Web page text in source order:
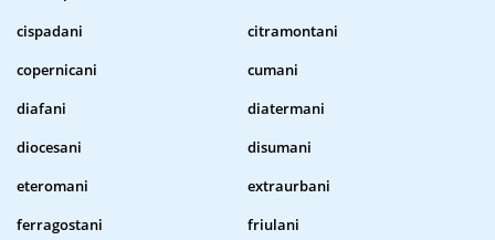
cispadani
citramontani
copernicani
cumani
diafani
diatermani
diocesani
disumani
eteromani
extraurbani
ferragostani
friulani